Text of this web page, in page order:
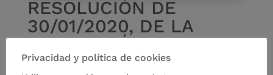
RESOLUCIÓN DE
30/01/2020, DE LA
SECRETARÍA GENERAL,
POR LA QUE SE
Privacidad y política de cookies